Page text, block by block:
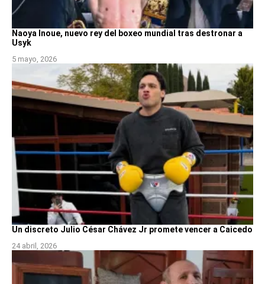
Naoya Inoue, nuevo rey del boxeo mundial tras destronar a
Usyk
5 mayo, 2026
Un discreto Julio César Chávez Jr promete vencer a Caicedo
24 abril, 2026